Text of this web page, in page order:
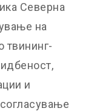
Северна
на
твининг-
и